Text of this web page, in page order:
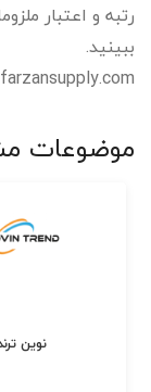
ببینید.
موضوعات
نوین